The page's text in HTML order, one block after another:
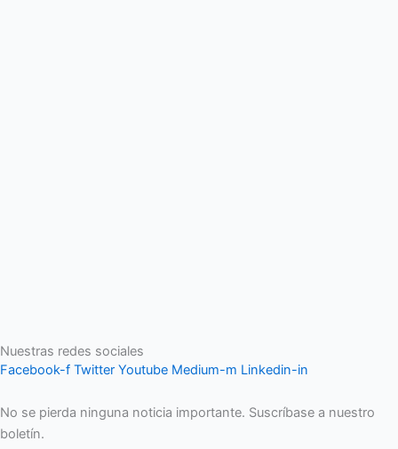
Nuestras redes sociales
Facebook-f Twitter Youtube Medium-m Linkedin-in
No se pierda ninguna noticia importante. Suscríbase a nuestro
boletín.